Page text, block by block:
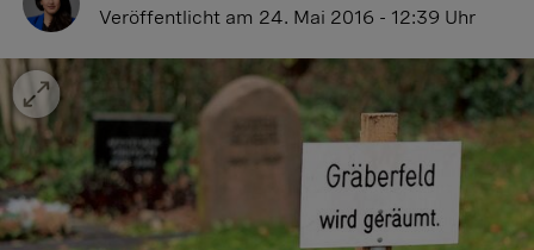
Veröffentlicht am 24. Mai 2016 - 12:39 Uhr